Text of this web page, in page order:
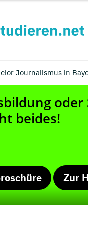
Journalismus in
Zur